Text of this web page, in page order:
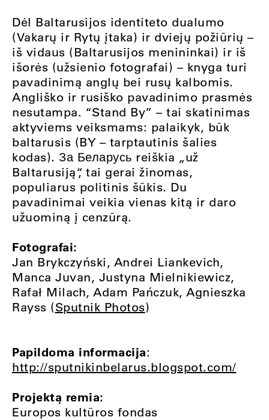
Dėl Baltarusijos identiteto dualumo
(Vakarų ir Rytų įtaka) ir dviejų požiūrių –
iš vidaus (Baltarusijos menininkai) ir iš
išorės (užsienio fotografai) – knyga turi
pavadinimą anglų bei rusų kalbomis.
Angliško ir rusiško pavadinimo prasmės
nesutampa. “Stand By” – tai skatinimas
aktyviems veiksmams: palaikyk, būk
baltarusis (BY – tarptautinis šalies
kodas). За Беларусь reiškia „už
Baltarusiją“, tai gerai žinomas,
populiarus politinis šūkis. Du
pavadinimai veikia vienas kitą ir daro
užuominą į cenzūrą.
Fotografai:
Jan Brykczyński, Andrei Liankevich,
Manca Juvan, Justyna Mielnikiewicz,
Rafał Milach, Adam Pańczuk, Agnieszka
Rayss (Sputnik Photos)
Papildoma informacija:
http://sputnikinbelarus.blogspot.com/
Projektą remia:
Europos kultūros fondas